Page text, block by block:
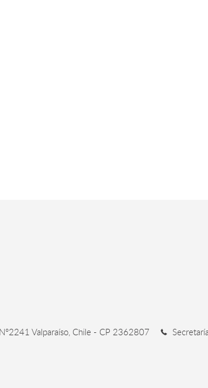
Valparaíso, Chile - CP 2362807